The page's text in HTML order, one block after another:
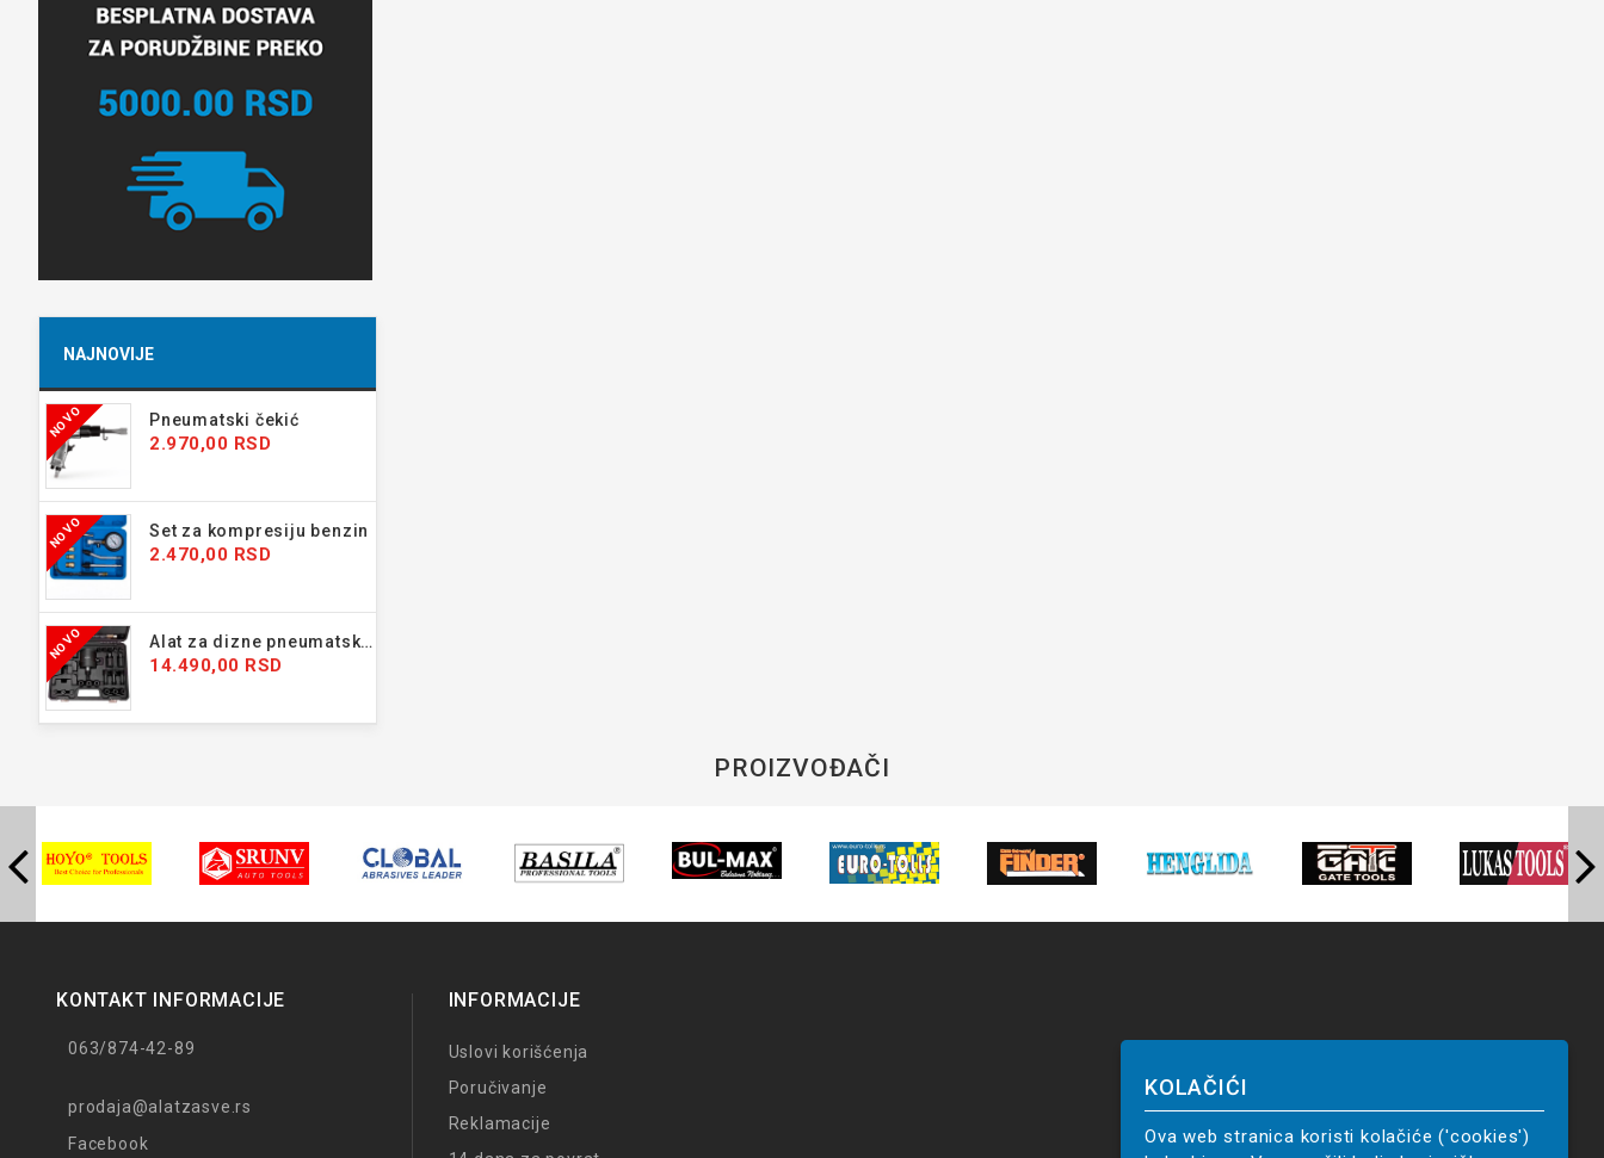
NAJNOVIJE
NOVO Pneumatski čekić
2.970,00 RSD
NOVO Set za kompresiju benzin
2.470,00 RSD
NOVO Alat za dizne pneumatski 24 kom
14.490,00 RSD
PROIZVOĐAČI
KONTAKT INFORMACIJE
063/874-42-89
prodaja@alatzasve.rs
Facebook
INFORMACIJE
Uslovi korišćenja
Poručivanje
Reklamacije
KOLAČIĆI
Ova web stranica koristi kolačiće ('cookies')